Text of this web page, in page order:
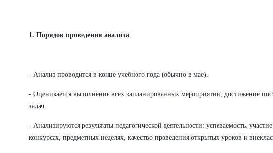
1. Порядок проведения анализа
- Анализ проводится в конце учебного года (обычно в мае).
- Оценивается выполнение всех запланированных мероприятий, достижение
задач.
- Анализируются результаты педагогической деятельности: успеваемость,
конкурсах, предметных неделях, качество проведения открытых уроков и